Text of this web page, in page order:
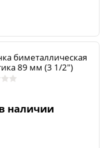
биметаллическая
89 мм (3 1/2")
наличии